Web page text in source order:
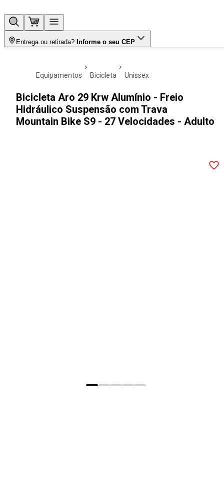
Entrega ou retirada? Informe o seu CEP
equipamentos bicicleta unissex
Bicicleta Aro 29 Krw Alumínio - Freio
Hidráulico Suspensão com Trava
Mountain Bike S9 - 27 Velocidades - Adulto